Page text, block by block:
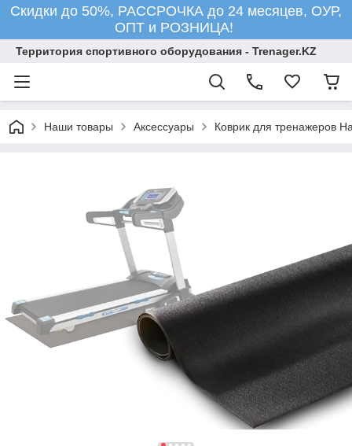
Скидки до 50%, РАССРОЧКА до 24 месяцев, ОУР,
ОПТ и РОЗНИЦА!
Территория спортивного оборудования - Trenager.KZ
Наши товары Аксессуары Коврик для тренажеров